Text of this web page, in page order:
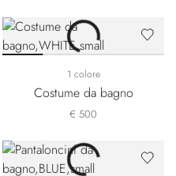
1 colore
Costume da bagno
€ 500